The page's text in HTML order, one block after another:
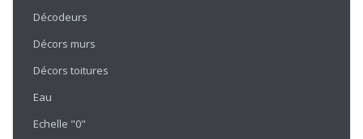
Décodeurs
Décors murs
Décors toitures
Eau
Echelle "0"